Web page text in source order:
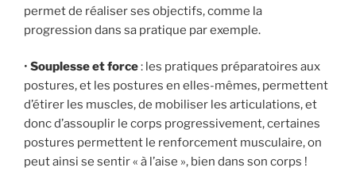
permet de réaliser ses objectifs, comme la
progression dans sa pratique par exemple.
• Souplesse et force: les pratiques préparatoires aux
postures, et les postures en elles-mêmes, permettent
d’étirer les muscles, de mobiliser les articulations, et
donc d’assouplir le corps progressivement, certaines
postures permettent le renforcement musculaire, on
peut ainsi se sentir « à l’aise », bien dans son corps !